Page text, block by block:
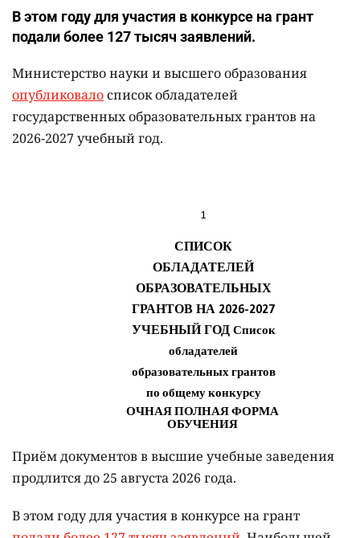
В этом году для участия в конкурсе на грант
подали более 127 тысяч заявлений.
Министерство науки и высшего образования
опубликовалосписок обладателей
государственных образовательных грантов на
2026-2027 учебный год.
Приём документов в высшие учебные заведения
продлится до 25 августа 2026 года.
В этом году для участия в конкурсе на грант